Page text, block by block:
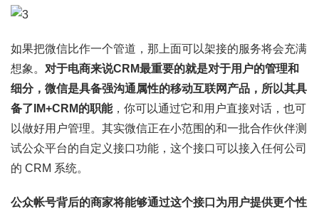
如果把微信比作一个管道，那上面可以架接的服务将会充满
想象。 对于电商来说CRM最重要的就是对于用户的管理和
细分，微信是具备强沟通属性的移动互联网产品，所以其具
备了IM+CRM的职能，你可以通过它和用户直接对话，也可
以做好用户管理。其实微信正在小范围的和一批合作伙伴测
试公众平台的自定义接口功能，这个接口可以接入任何公司
的 CRM 系统。
公众帐号背后的商家将能够通过这个接口为用户提供更个性